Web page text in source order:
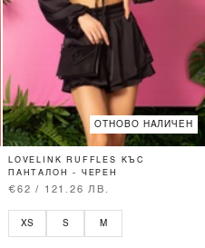
ОТНОВО НАЛИЧЕН
LOVELINK RUFFLES КЪС
ПАНТАЛОН - ЧЕРЕН
€62 / 121.26 ЛВ.
XS S M